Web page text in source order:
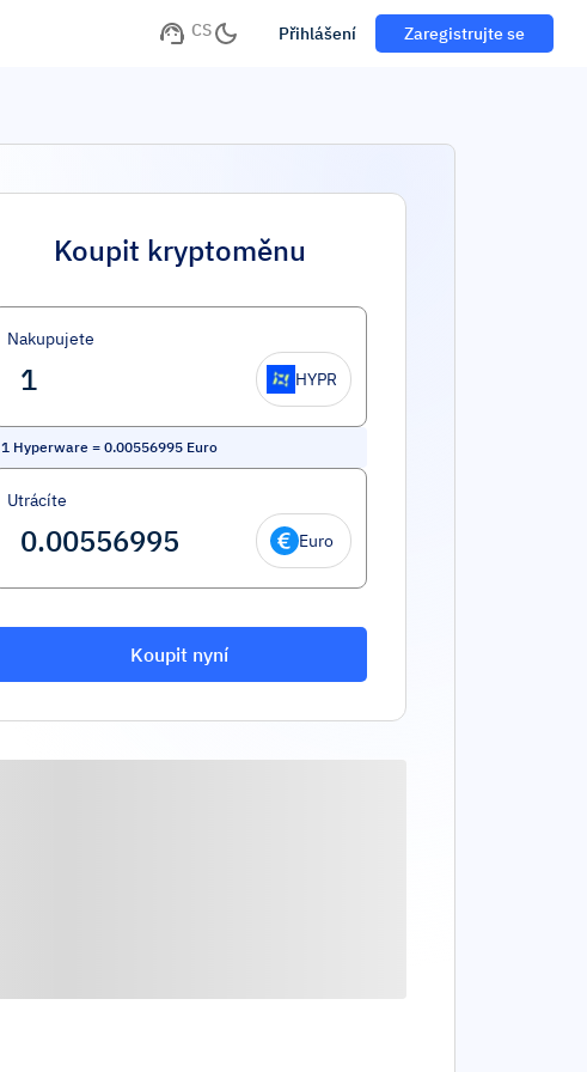
CS Přihlášení Zaregistrujte se
Koupit kryptoměnu
Nakupujete
HYPR
1 Hyperware = 0.00556995 Euro
Utrácíte
Euro
Koupit nyní